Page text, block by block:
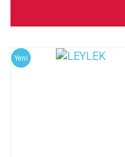
Yeni